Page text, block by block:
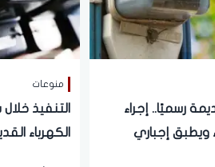
رسميًا.. إجراء
ويطبق إجباري
منوعات
التنفيذ
الكهرباء